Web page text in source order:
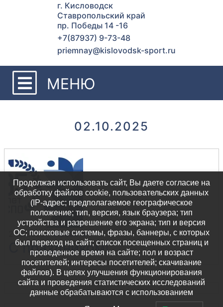
г. Кисловодск
Ставропольский край
пр. Победы 14 -16
+7(87937) 9-73-48
priemnay@kislovodsk-sport.ru
МЕНЮ
02.10.2025
2.10.2025 -Новости
С праздником!
Продолжая использовать сайт, Вы даете согласие на
обработку файлов cookie, пользовательских данных
(IP-адрес; предполагаемое географическое
положение; тип, версия, язык браузера; тип
устройства и разрешение его экрана; тип и версия
ОС; поисковые системы, фразы, баннеры, с которых
был переход на сайт; список посещенных страниц и
проведенное время на сайте; пол и возраст
посетителей; интересы посетителей; скачивание
файлов). В целях улучшения функционирования
сайта и проведения статистических исследований
данные обрабатываются с использованием